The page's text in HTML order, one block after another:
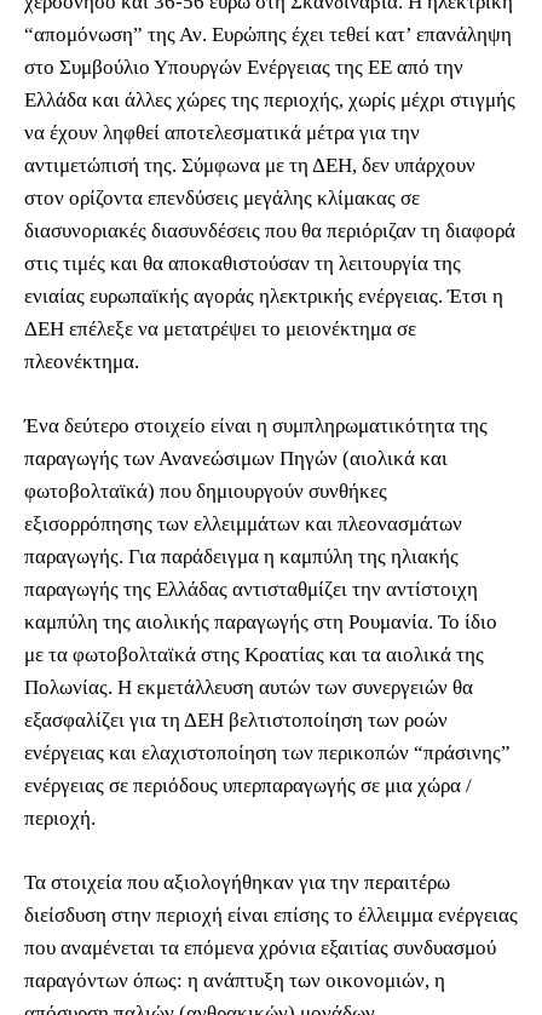
“απομόνωση” της Αν. Ευρώπης έχει τεθεί κατ’ επανάληψη
στο Συμβούλιο Υπουργών Ενέργειας της ΕΕ από την
Ελλάδα και άλλες χώρες της περιοχής, χωρίς μέχρι στιγμής
να έχουν ληφθεί αποτελεσματικά μέτρα για την
αντιμετώπισή της. Σύμφωνα με τη ΔΕΗ, δεν υπάρχουν
στον ορίζοντα επενδύσεις μεγάλης κλίμακας σε
διασυνοριακές διασυνδέσεις που θα περιόριζαν τη διαφορά
στις τιμές και θα αποκαθιστούσαν τη λειτουργία της
ενιαίας ευρωπαϊκής αγοράς ηλεκτρικής ενέργειας. Έτσι η
ΔΕΗ επέλεξε να μετατρέψει το μειονέκτημα σε
πλεονέκτημα.
Ένα δεύτερο στοιχείο είναι η συμπληρωματικότητα της
παραγωγής των Ανανεώσιμων Πηγών (αιολικά και
φωτοβολταϊκά) που δημιουργούν συνθήκες
εξισορρόπησης των ελλειμμάτων και πλεονασμάτων
παραγωγής. Για παράδειγμα η καμπύλη της ηλιακής
παραγωγής της Ελλάδας αντισταθμίζει την αντίστοιχη
καμπύλη της αιολικής παραγωγής στη Ρουμανία. Το ίδιο
με τα φωτοβολταϊκά στης Κροατίας και τα αιολικά της
Πολωνίας. Η εκμετάλλευση αυτών των συνεργειών θα
εξασφαλίζει για τη ΔΕΗ βελτιστοποίηση των ροών
ενέργειας και ελαχιστοποίηση των περικοπών “πράσινης”
ενέργειας σε περιόδους υπερπαραγωγής σε μια χώρα /
περιοχή.
Τα στοιχεία που αξιολογήθηκαν για την περαιτέρω
διείσδυση στην περιοχή είναι επίσης το έλλειμμα ενέργειας
που αναμένεται τα επόμενα χρόνια εξαιτίας συνδυασμού
παραγόντων όπως: η ανάπτυξη των οικονομιών, η